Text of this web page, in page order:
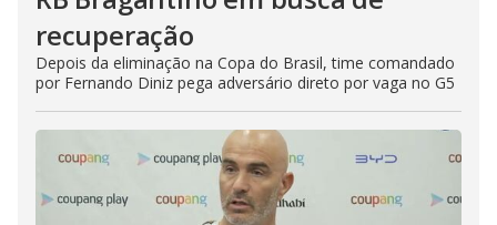
recuperação
Depois da eliminação na Copa do Brasil, time comandado
por Fernando Diniz pega adversário direto por vaga no G5